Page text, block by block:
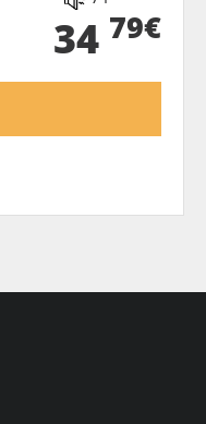
34 79€